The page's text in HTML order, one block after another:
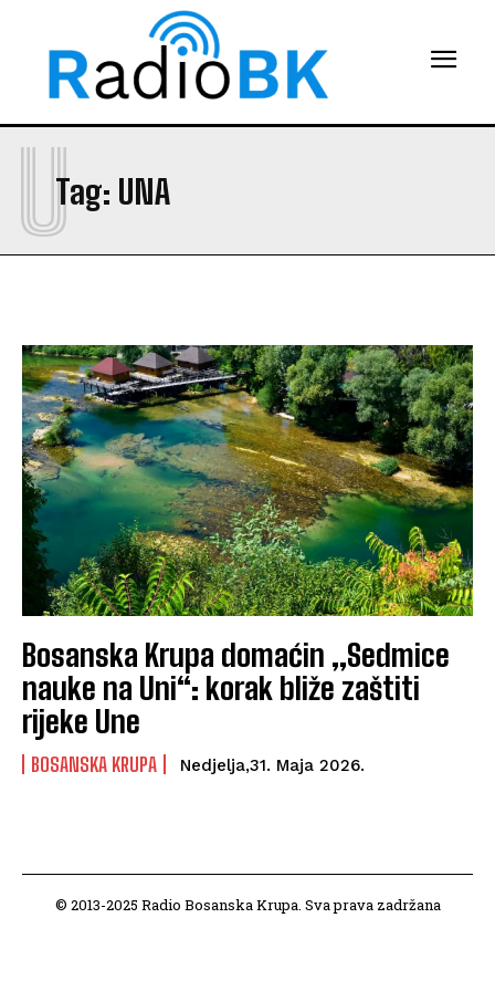
Tag: UNA
U
Bosanska Krupa domaćin „Sedmice
nauke na Uni“: korak bliže zaštiti
rijeke Une
BOSANSKA KRUPA Nedjelja,31. Maja 2026.
© 2013-2025 Radio Bosanska Krupa. Sva prava zadržana